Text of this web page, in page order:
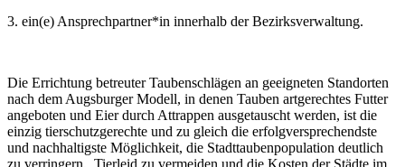
3. ein(e) Ansprechpartner*in innerhalb der Bezirksverwaltung.
Die Errichtung betreuter Taubenschlägen an geeigneten Standorten
nach dem Augsburger Modell, in denen Tauben artgerechtes Futter
angeboten und Eier durch Attrappen ausgetauscht werden, ist die
einzig tierschutzgerechte und zu gleich die erfolgversprechendste
und nachhaltigste Möglichkeit, die Stadttaubenpopulation deutlich